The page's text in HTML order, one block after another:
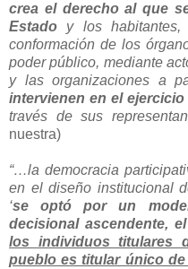
crea el derecho al que
Estado y los
conformación de los
poder público, mediante
y las organizaciones a
intervienen en el
través de sus
nuestra)
“…la democracia
en el diseño institucional
‘se optó por un
decisional ascendente,
los individuos titulares
pueblo es titular único de